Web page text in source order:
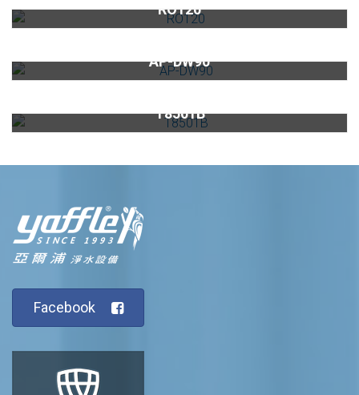
RO120
AP-DW90
T8501B
Facebook